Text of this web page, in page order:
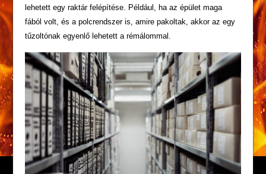
lehetett egy raktár felépítése. Például, ha az épület maga
fából volt, és a polcrendszer is, amire pakoltak, akkor az egy
tűzoltónak egyenlő lehetett a rémálommal.